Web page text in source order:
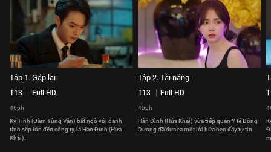
Tập 1. Gặp lại
T13 Full HD
46ph
Kỷ Tinh (Đàm Tùng Vận) bất ngờ với danh
tính sếp lớn đến công ty, là Hàn Đình (Hứa
Khải).
Tập 2. Tài năng
T13 Full HD
45ph
Hàn Đình (Hứa Khải) vừa tiếp quản Y tế Đông
Dương đã đưa ra một lời hứa hẹn đầy tự tin.